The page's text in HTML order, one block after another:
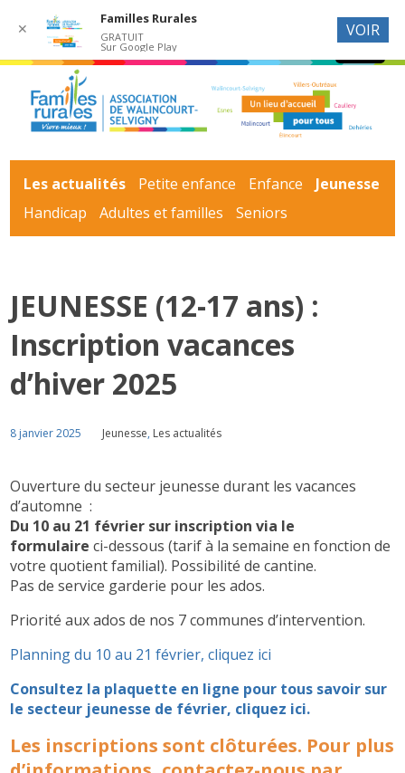
Les actualités Petite enfance Enfance
Jeunesse
Handicap
Adultes et familles Seniors
JEUNESSE (12-17 ans) :
Inscription vacances
d’hiver 2025
8 janvier 2025 Jeunesse, Les actualités
Ouverture du secteur jeunesse durant les vacances
d’automne :
Du 10 au 21 février sur inscription via le
formulaire ci-dessous (tarif à la semaine en fonction de
votre quotient familial). Possibilité de cantine.
Pas de service garderie pour les ados.
Priorité aux ados de nos 7 communes d’intervention.
Planning du 10 au 21 février, cliquez ici
Consultez la plaquette en ligne pour tous savoir sur
le secteur jeunesse de février, cliquez ici.
Les inscriptions sont clôturées. Pour plus
✕
Familles Rurales
GRATUIT
Sur Google Play
VOIR